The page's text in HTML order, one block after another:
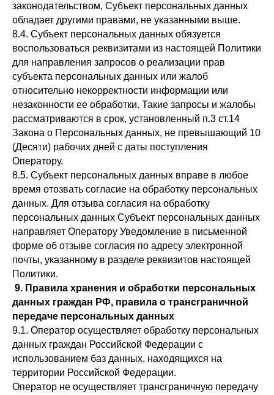
законодательством, Субъект персональных данных
обладает другими правами, не указанными выше.
8.4. Субъект персональных данных обязуется
воспользоваться реквизитами из настоящей Политики
для направления запросов о реализации прав
субъекта персональных данных или жалоб
относительно некорректности информации или
незаконности ее обработки. Такие запросы и жалобы
рассматриваются в срок, установленный п.3 ст.14
Закона о Персональных данных, не превышающий 10
(Десяти) рабочих дней с даты поступления
Оператору.
8.5. Субъект персональных данных вправе в любое
время отозвать согласие на обработку персональных
данных. Для отзыва согласия на обработку
персональных данных Субъект персональных данных
направляет Оператору Уведомление в письменной
форме об отзыве согласия по адресу электронной
почты, указанному в разделе реквизитов настоящей
Политики.
9. Правила хранения и обработки персональных
данных граждан РФ, правила о трансграничной
передаче персональных данных
9.1. Оператор осуществляет обработку персональных
данных граждан Российской Федерации с
использованием баз данных, находящихся на
территории Российской Федерации.
Оператор не осуществляет трансграничную передачу